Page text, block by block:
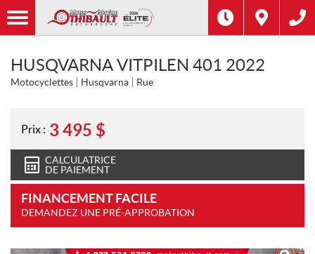
HUSQVARNA VITPILEN 401 2022
Motocyclettes Husqvarna Rue
Prix : 3 495 $
CALCULATRICE
DE PAIEMENT
FINANCEMENT FACILE
DEMANDEZ UNE PRÉ-APPROBATION